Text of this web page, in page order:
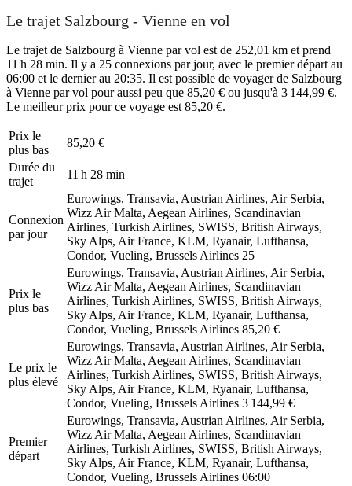
Le trajet Salzbourg - Vienne en vol
Le trajet de Salzbourg à Vienne par vol est de 252,01 km et prend
11 h 28 min. Il y a 25 connexions par jour, avec le premier départ au
06:00 et le dernier au 20:35. Il est possible de voyager de Salzbourg
à Vienne par vol pour aussi peu que 85,20 € ou jusqu'à 3 144,99 €.
Le meilleur prix pour ce voyage est 85,20 €.
Prix ​​le
plus bas
85,20 €
Durée du
trajet
11 h 28 min
Connexion
par jour
Eurowings, Transavia, Austrian Airlines, Air Serbia,
Wizz Air Malta, Aegean Airlines, Scandinavian
Airlines, Turkish Airlines, SWISS, British Airways,
Sky Alps, Air France, KLM, Ryanair, Lufthansa,
Condor, Vueling, Brussels Airlines 25
Prix ​​le
plus bas
Eurowings, Transavia, Austrian Airlines, Air Serbia,
Wizz Air Malta, Aegean Airlines, Scandinavian
Airlines, Turkish Airlines, SWISS, British Airways,
Sky Alps, Air France, KLM, Ryanair, Lufthansa,
Condor, Vueling, Brussels Airlines 85,20 €
Le prix le
plus élevé
Eurowings, Transavia, Austrian Airlines, Air Serbia,
Wizz Air Malta, Aegean Airlines, Scandinavian
Airlines, Turkish Airlines, SWISS, British Airways,
Sky Alps, Air France, KLM, Ryanair, Lufthansa,
Condor, Vueling, Brussels Airlines 3 144,99 €
Premier
départ
Eurowings, Transavia, Austrian Airlines, Air Serbia,
Wizz Air Malta, Aegean Airlines, Scandinavian
Airlines, Turkish Airlines, SWISS, British Airways,
Sky Alps, Air France, KLM, Ryanair, Lufthansa,
Condor, Vueling, Brussels Airlines 06:00